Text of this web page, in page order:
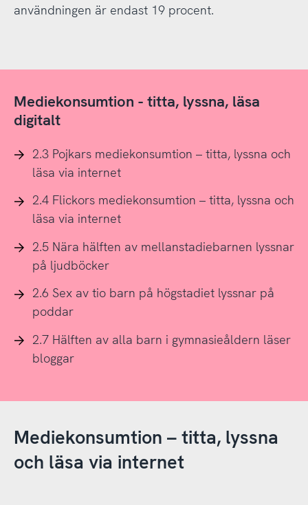
användningen är endast 19 procent.
Mediekonsumtion - titta, lyssna, läsa
digitalt
2.3 Pojkars mediekonsumtion – titta, lyssna och
läsa via internet
2.4 Flickors mediekonsumtion – titta, lyssna och
läsa via internet
2.5 Nära hälften av mellanstadiebarnen lyssnar
på ljudböcker
2.6 Sex av tio barn på högstadiet lyssnar på
poddar
2.7 Hälften av alla barn i gymnasieåldern läser
bloggar
Mediekonsumtion – titta, lyssna
och läsa via internet